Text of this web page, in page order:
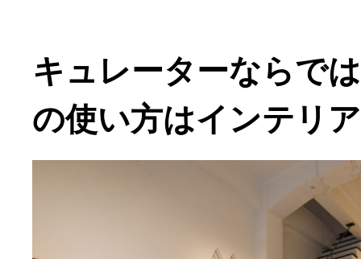
キュレーターならで
の使い方はインテリ